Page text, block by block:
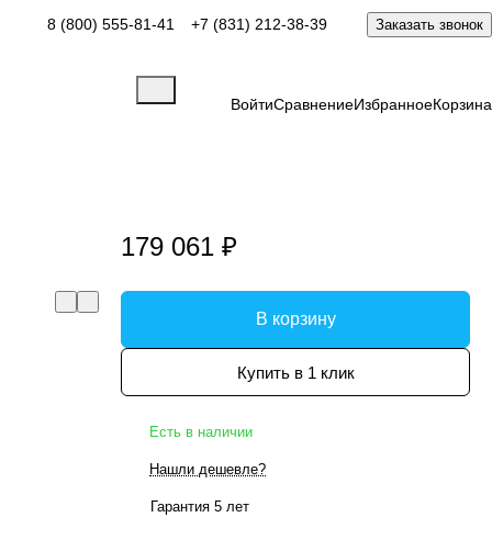
8 (800) 555-81-41 +7 (831) 212-38-39 Заказать звонок
ВойтиСравнениеИзбранноеКорзина
179 061 ₽
В корзину
Купить в 1 клик
Есть в наличии
Нашли дешевле?
Гарантия 5 лет